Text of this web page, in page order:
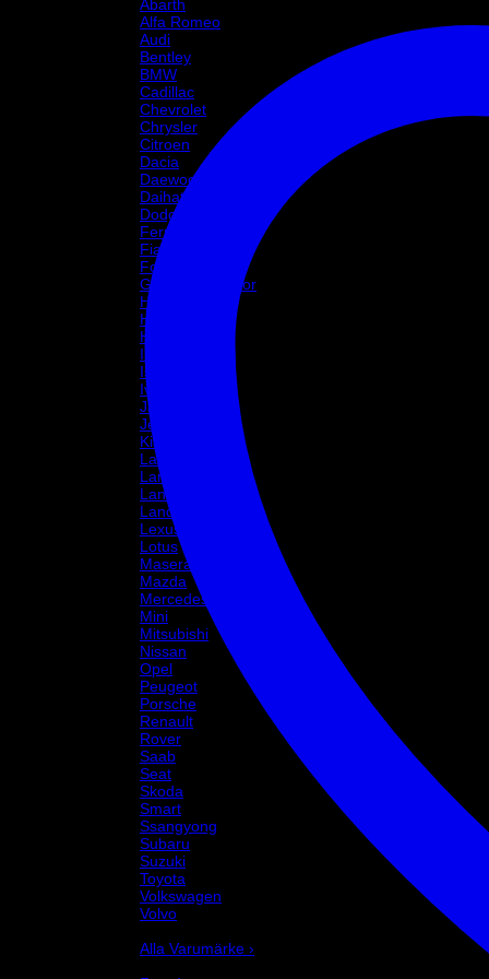
Abarth
Alfa Romeo
Audi
Bentley
BMW
Cadillac
Chevrolet
Chrysler
Citroen
Dacia
Daewoo
Daihatsu
Dodge
Ferrari
Fiat
Ford
Great Wall Motor
Holden
Honda
Hyundai
Infinity
Isuzu
Iveco
Jaguar
Jeep
Kia
Lada
Lamborghini
Lancia
Land Rover
Lexus
Lotus
Maserati
Mazda
Mercedes
Mini
Mitsubishi
Nissan
Opel
Peugeot
Porsche
Renault
Rover
Saab
Seat
Skoda
Smart
Ssangyong
Subaru
Suzuki
Toyota
Volkswagen
Volvo
Alla Varumärke ›